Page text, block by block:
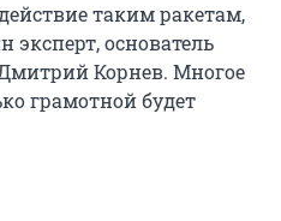
таким ракетам,
эксперт, основатель
Корнев. Многое
грамотной будет